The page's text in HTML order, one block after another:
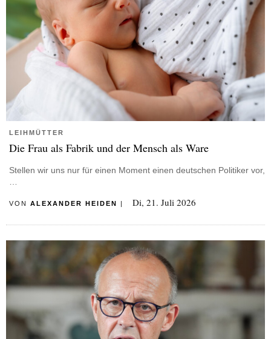
LEIHMÜTTER
Die Frau als Fabrik und der Mensch als Ware
Stellen wir uns nur für einen Moment einen deutschen Politiker vor,
…
VON ALEXANDER HEIDEN Di, 21. Juli 2026